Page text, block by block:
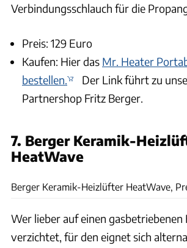
Verbindungsschlauch für die
Preis: 129 Euro
Kaufen: Hier das Mr. Heater
bestellen.
Der Link führt zu
Partnershop Fritz Berger.
7. Berger Keramik-
HeatWave
Berger Keramik-Heizlüfter HeatWave,
Wer lieber auf einen gasbetriebenen
verzichtet, für den eignet sich